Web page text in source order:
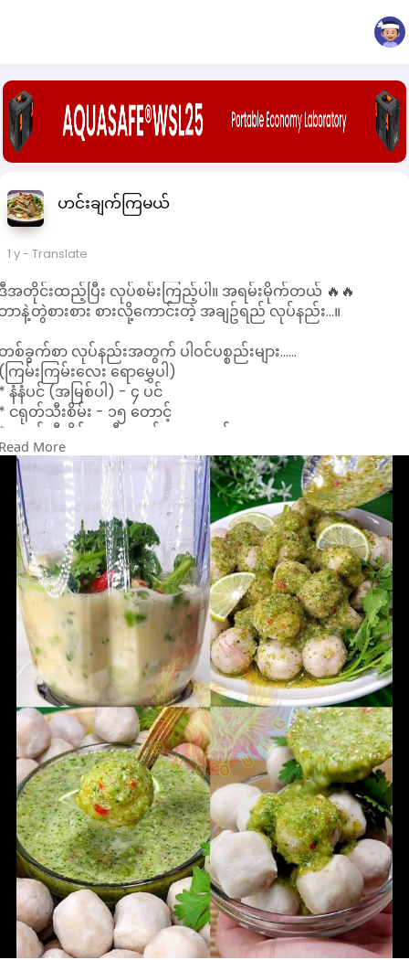
ဟင်းချက်ကြမယ်
1 y- Translate
အတိုင်းထည့်ပြီး လုပ်စမ်းကြည့်ပါ။ အရမ်းမိုက်တယ် 🔥🔥
ာနဲ့တွဲစားစား စားလို့ကောင်းတဲ့ အချဥ်ရည် လုပ်နည်း...။
စ်ခွက်စာ လုပ်နည်းအတွက် ပါဝင်ပစ္စည်းများ......
ကြမ်းကြမ်းလေး ရောမွှေပါ)
နံနံပင် (အမြစ်ပါ) - ၄ ပင်
ငရုတ်သီးစိမ်း - ၁၅ တောင့်
ငရုတ်သီးစိမ်း အနီတောင့် - ၅ တောင့်
ကြက်သွန်ဖြူ - အမွှာ ၂၀
ထန်းလျက် - စားပွဲဇွန်း ၂ ဇွန်း
သံပရာရည် - စားပွဲဇွန်း ၈ ဇွန်း
ငံပြာရည် - စားပွဲဇွန်း ၉ ဇွန်း
အချိုမှုန့် - လဖက်ရည်ဇွန်း ၁/၄ ဇွန်း
စိတ်ကြိုက်လျှော့နိုင်/ပိုထည့်နိုင်သည်)
ပူစီနံရွက် ၁-၂ ရွက် ထည့်ပေးပါက ပိုမိုက်ပါသည်။
ငရုတ်သီးစိမ်းအနှစ် (၁ ခွက်စာ / အများကြီးအတွက်)
ပါဝင်ပစ္စည်းများ.... | ၁ ခွက်စာ | အများကြီးအတွက် |
|---|---|
ငရုတ်သီးစိမ်း / ၇၀ ဂရမ် | ၃၅၀ ဂရမ် |
ကြက်သွန်ဖြူ / ၇၀ ဂရမ် | ၃၅၀ ဂရမ် |
နံနံပင် (အမြစ်ပါ) / ၃ ပင် | ၁၅ ပင် |
အုန်းထန်းလျက် / ၁၀၀ ဂရမ် | ၅၀၀ ဂရမ် |
ငါးငံပြာရည်အစစ် / ၈၀ ဂရမ် | ၄၀၀ ဂရမ် |
သံပရာရည်အစစ် / ၉၀ ဂရမ် | ၄၅၀ ဂရမ် |
ဆား / ၅ ဂရမ် | ၁၀ ဂရမ် |
အချိုမှုန့် / ၃-၅ ဂရမ် | ၆-၁၀ ဂရမ် (ပိုထည့်နိုင်သည်) |
ပူစီနံရွက် | ၁-၂ ရွက် | ၄-၅ ရွက် (ပိုမိုက်သည်) |
More